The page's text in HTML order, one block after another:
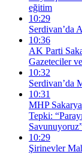
eğitim
10:29
Serdivan’da
10:36
AK Parti
Gazeteciler
10:32
Serdivan’da
10:31
MHP
Tepki:
10:29
Şirinevler